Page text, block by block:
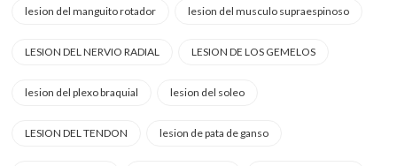
lesion del manguito rotador lesion del musculo supraespinoso
LESION DEL NERVIO RADIAL LESION DE LOS GEMELOS
lesion del plexo braquial lesion del soleo
LESION DEL TENDON lesion de pata de ganso